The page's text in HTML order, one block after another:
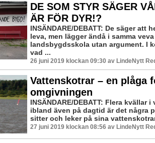
DE SOM STYR SÄGER
ÄR FÖR DYR!?
INSÄNDARE/DEBATT: De säger att
leva, men lägger ändå i samma
landsbygdsskola utan argument. I
vad ...
26 juni 2019 klockan 09:30 av LindeNytt
Vattenskotrar – en plåga
omgivningen
INSÄNDARE/DEBATT: Flera kvällar
ibland även på dagtid är det några
sitter och leker på sina
27 juni 2019 klockan 08:56 av LindeNytt